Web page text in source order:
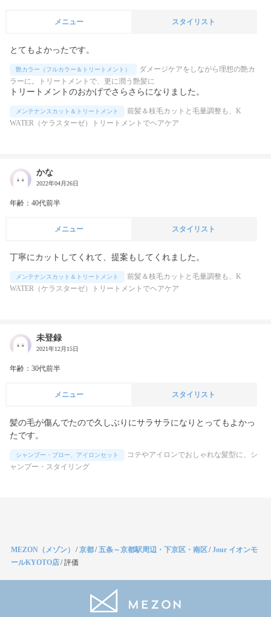
メニュー スタイリスト
とてもよかったです。
艶カラー（フルカラー＆トリートメント）
ダメージケアをしながら理想の艶カ
ラーに。トリートメントで、更に潤う艶髪に
トリートメントのおかげでさらさらになりました。
メンテナンスカット＆トリートメント
前髪＆枝毛カットと毛量調整も、K
WATER（ケラスターゼ）トリートメントでヘアケア
かな
2022年04月26日
年齢：40代前半
メニュー スタイリスト
メンテナンスカット＆トリートメント
前髪＆枝毛カットと毛量調整も、K
WATER（ケラスターゼ）トリートメントでヘアケア
未登録
2021年12月15日
年齢：30代前半
メニュー スタイリスト
髪の毛が傷んでたので久しぶりにサラサラになりとってもよかっ
シャンプー・ブロー、アイロンセット
コテやアイロンでおしゃれな髪型に、シ
ャンプー・スタイリング
MEZON（メゾン） /京都/五条～京都駅周辺・下京区・南区/Jour イオンモ
ールKYOTO店/評価